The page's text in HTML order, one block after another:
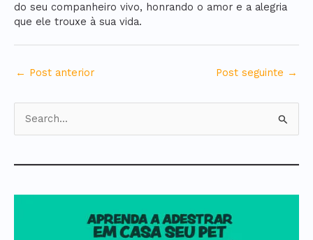
do seu companheiro vivo, honrando o amor e a alegria
que ele trouxe à sua vida.
← Post anterior Post seguinte →
s